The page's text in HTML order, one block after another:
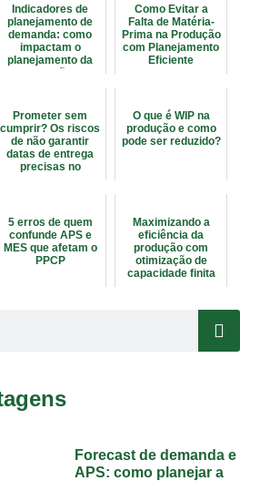
Indicadores de
planejamento de
demanda: como
impactam o
planejamento da
Como Evitar a
Falta de Matéria-
Prima na Produção
com Planejamento
Eficiente
Prometer sem
cumprir? Os riscos
de não garantir
datas de entrega
precisas no
O que é WIP na
produção e como
pode ser reduzido?
5 erros de quem
confunde APS e
MES que afetam o
PPCP
Maximizando a
eficiência da
produção com
otimização de
capacidade finita
Forecast de demanda e
APS: como planejar a